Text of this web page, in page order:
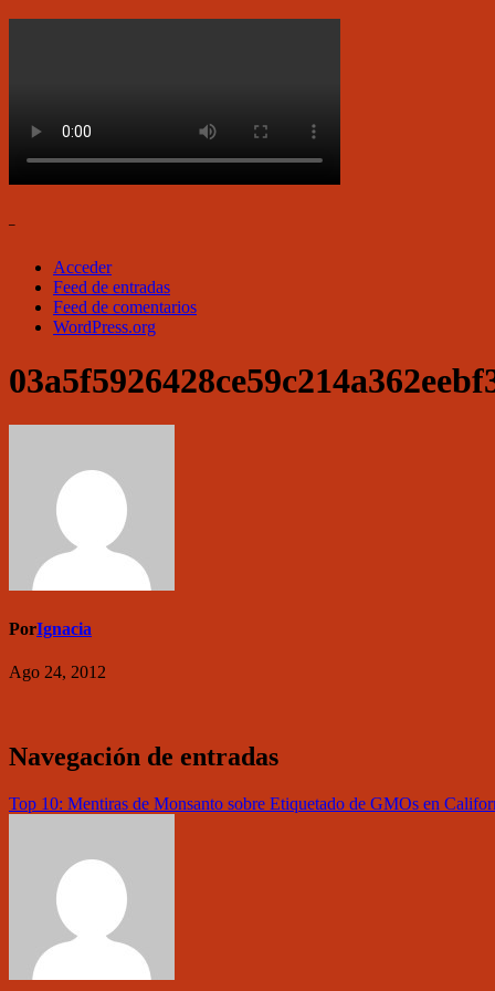
–
Acceder
Feed de entradas
Feed de comentarios
WordPress.org
PorIgnacia
Ago 24, 2012
Navegación de entradas
Top 10: Mentiras de Monsanto sobre Etiquetado de GMOs en